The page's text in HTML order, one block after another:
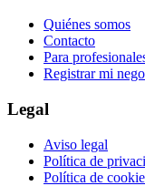
Quiénes somos
Contacto
Para
Registrar mi
Legal
Aviso legal
Política de
Política de